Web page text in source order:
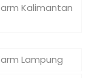
Kalimantan
Lampung